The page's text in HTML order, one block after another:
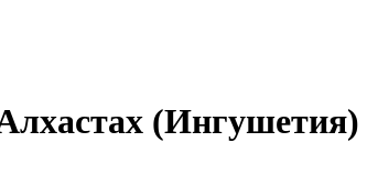
(Ингушетия)